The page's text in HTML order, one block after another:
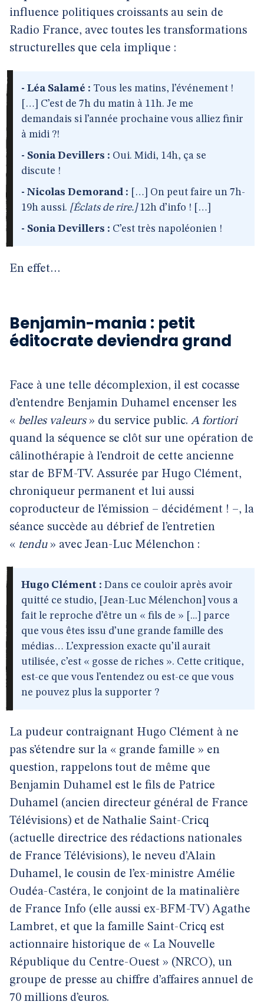
influence politiques croissants au sein de
Radio France, avec toutes les transformations
structurelles que cela implique :
- Léa Salamé : Tous les matins, l’événement !
[…] C’est de 7h du matin à 11h. Je me
demandais si l’année prochaine vous alliez finir
à midi ?!
- Sonia Devillers : Oui. Midi, 14h, ça se
discute !
- Nicolas Demorand : […] On peut faire un 7h-
19h aussi. [Éclats de rire.]12h d’info ! […]
- Sonia Devillers : C’est très napoléonien !
En effet…
Benjamin-mania : petit
éditocrate deviendra grand
Face à une telle décomplexion, il est cocasse
d’entendre Benjamin Duhamel encenser les
« belles valeurs» du service public. A fortiori
quand la séquence se clôt sur une opération de
câlinothérapie à l’endroit de cette ancienne
star de BFM-TV. Assurée par Hugo Clément,
chroniqueur permanent et lui aussi
coproducteur de l’émission – décidément ! –, la
séance succède au débrief de l’entretien
« tendu» avec Jean-Luc Mélenchon :
Hugo Clément : Dans ce couloir après avoir
quitté ce studio, [Jean-Luc Mélenchon] vous a
fait le reproche d’être un « fils de » [...] parce
que vous êtes issu d’une grande famille des
médias… L’expression exacte qu’il aurait
utilisée, c’est « gosse de riches ». Cette critique,
est-ce que vous l’entendez ou est-ce que vous
ne pouvez plus la supporter ?
La pudeur contraignant Hugo Clément à ne
pas s’étendre sur la « grande famille » en
question, rappelons tout de même que
Benjamin Duhamel est le fils de Patrice
Duhamel (ancien directeur général de France
Télévisions) et de Nathalie Saint-Cricq
(actuelle directrice des rédactions nationales
de France Télévisions), le neveu d’Alain
Duhamel, le cousin de l’ex-ministre Amélie
Oudéa-Castéra, le conjoint de la matinalière
de France Info (elle aussi ex-BFM-TV) Agathe
Lambret, et que la famille Saint-Cricq est
actionnaire historique de « La Nouvelle
République du Centre-Ouest » (NRCO), un
groupe de presse au chiffre d’affaires annuel de
70 millions d’euros.